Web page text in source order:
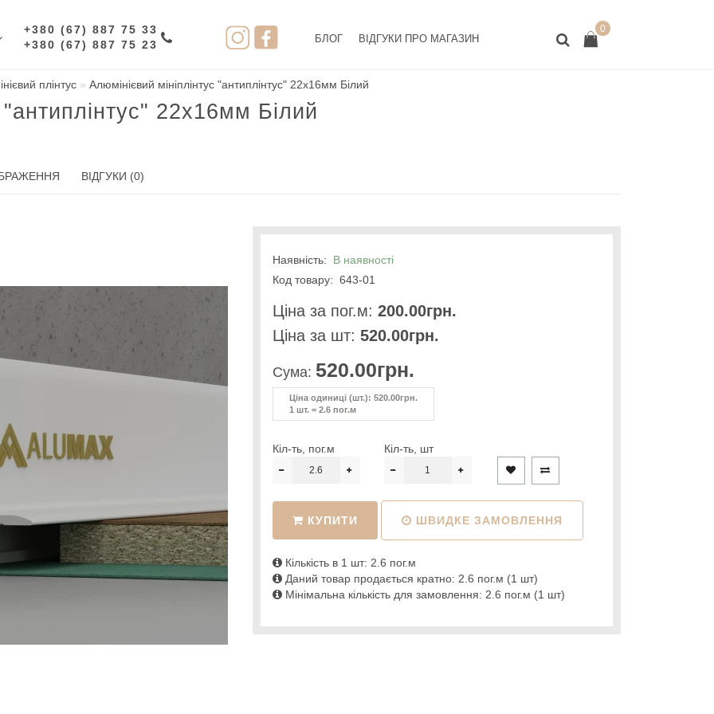
+380 (67) 887 75 33
+380 (67) 887 75 23
БЛОГ ВІДГУКИ ПРО МАГАЗИН
0
плінтус Алюмінієвий мініплінтус "антиплінтус" 22х16мм Білий
"антиплінтус" 22х16мм Білий
ВІДГУКИ (0)
Наявність: В наявності
Код товару: 643-01
Цiна за пог.м: 200.00грн.
Цiна за шт: 520.00грн.
Сума: 520.00грн.
Ціна одиниці (шт.): 520.00грн.
1 шт. = 2.6 пог.м
Кіл-ть, пог.м Кіл-ть, шт
КУПИТИ ШВИДКЕ ЗАМОВЛЕННЯ
Кількість в 1 шт: 2.6 пог.м
Даний товар продається кратно: 2.6 пог.м (1 шт)
Мінімальна кількість для замовлення: 2.6 пог.м (1 шт)